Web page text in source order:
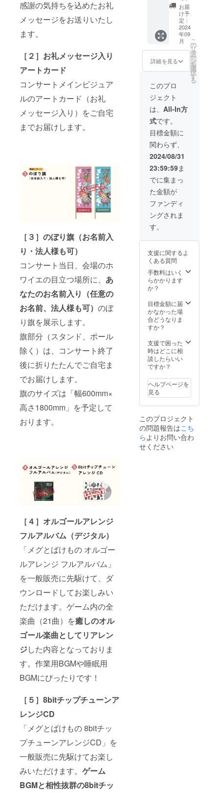
感謝の気持ちを込めたお礼
メッセージをお送りいたし
ます。
［２］ お礼メッセージ入り
アートカード
コンサートメインビジュア
ルのアートカード（お礼
メッセージ入り）をご自宅
までお届けします。
［３］ のぼり旗（お名前入
り・法人様も可）
コンサート当日、会場のホ
ワイエの目立つ場所に、 あ
なたのお名前入り （任意の
お名前、法人様も可） のぼ
り旗を展示します。
旗部分（スタンド、ポール
除く）は、コンサート終了
後に折りたたんでご自宅ま
でお届けします。
旗のサイズは「幅600mm×
高さ1800mm」を予定して
おります。
［４］ オルゴールアレンジ
フルアルバム（デジタル）
「メグとばけもの オルゴー
ルアレンジ フルアルバム」
を一般販売に先駆けて、ダ
ウンロードしてお楽しみい
ただけます。ゲーム内の全
楽曲（21曲）を癒しのオル
ゴール楽曲としてリアレン
ジした内容となっておりま
す。作業用BGMや睡眠用
BGMにぴったりです！
［５］ 8bitチップチューンア
レンジCD
「メグとばけもの 8bitチッ
プチューンアレンジCD」を
一般販売に先駆けてお楽し
みいただけます。 ゲーム
BGMと相性抜群の8bitチッ
告にて
事前に
ご連絡
します
が、何
卒ご容
さい。
◆ お届
法： ・
CAMPF
IREメッ
セージ
送付：
[４][８]
[９] ・
ご指定
のご住
所へ送
付：[２]
[５][６]
[７][10]
[12][14]
[15] ◆
備考欄
記載内
欄に
[11][13]
に記載
するお
名前を
【全角
でご記
入くだ
さい。
載しな
い場合
は「名
前を掲
い」と
くださ
い。 ・
漢字、
ひらが
な、カ
タカ
ナ、
年４
月：[８]
・2025
年５
月：[９]
・2025
年６
月：[３]
ト準備
め、リ
ターン
の送付
時期が
変動す
る可能
性があ
りま
の際は
活動報
告にて
事前に
ご連絡
します
が、何
さい。
◆ お届
け方
法： ・
CAMPF
IREメッ
送付：
[４][８]
[９] ・
所へ送
付：[２]
[３][５]
[６][７]
[14][15]
◆ 備考
欄記載
内容：
考欄に
[３][11]
[13]に
記載す
ブロッ
ク）※特
典付き
[19] 握
手会 参
加権 ※
番号は
本文の
紹介」
と共通
です。
◆ お届
け予
定： ・
2024年
９月：
[４] ・
2025年
１月～
２月初
旬：[２]
[５][６]
[７][12]
[14][15]
[17][19]
・2025
・2025
年５
月：[９]
・2025
年６
月：
ト準備
のた
め、リ
時期が
変動す
る可能
性があ
す。そ
の際は
活動報
告にて
ご連絡
します
が、何
卒ご容
赦くだ
ト [13]
クレ
ジット
掲載
（コン
サート
パンフ
レッ
ト）
[14] 光
るLED
リスト
バンド
[15] 記
念オル
ゴール
[18] チ
ケット
（最前
列）※特
典付き
[19] 握
手会 参
加権
[20] リ
ハーサ
ル 見学
権 [21]
加権 ※
本文の
「リ
ターン
紹介」
と共通
◆ お届
け予
定： ・
2024年
[４] ・
2025年
１月～
２月初
[５][６]
[７][12]
[14][15]
[18][19]
・2025
年４
月：[８]
・2025
年５
ンサー
ト映像
配信視
聴権
（デジ
タル）
[10] コ
ンサー
ト映像
DVD
[11] ク
レジッ
ト掲載
（コン
サート
映像）
[12] コ
ンサー
トパン
フレッ
ト [13]
クレ
ジット
掲載
（コン
サート
パンフ
レッ
るLED
バンド
[15] 記
念オル
ゴール
[18] チ
（最前
列）※特
典付き
[19] 握
加権
[20] リ
ハーサ
ル 見学
楽屋ツ
アー 参
加権
[22] 打
参加権
※番号は
本文の
「リ
ターン
ル・サ
ウンド
トラッ
ク DL
カード
（４
種）
[７] オ
リジナ
ル・サ
ウンド
トラッ
ク LPレ
コード
２枚組
[８] コ
ンサー
ト音源
ダウン
ロード
（デジ
タル）
[９] コ
ンサー
ト映像
配信視
聴権
（デジ
ンサー
DVD
[11] ク
レジッ
ト掲載
（コン
映像）
[12] コ
ンサー
トパン
ト [13]
クレ
ジット
掲載
サート
パンフ
レッ
ト）
るLED
リスト
バンド
[15] 記
念オル
記事を
お読み
いただ
き、同
意いた
だいた
上でリ
ターン
をご購
入くだ
さい。
https://
note.co
m/previ
ew/n53
128cc7
12d7?
prev_a
ccess_
key=f4f
a21d59
3a5aad
1c2228
048a12
1aabe
◆ 内容
物：
[26] プ
者向け
ンサル
※番号は
本文の
「リ
ターン
と共通
です。
◆ 開始
予定：
のスケ
ジュー
ルを相
談の上
ます。
◆ ご連
絡方
法： ご
にご入
力いた
だいた
メール
アドレ
お届
け予
定：
2024
年09
月
詳細を見る
こ
の
リ
タ
ー
ン
を
選
択
す
る
このプロ
ジェクト
は、 All-In方
式です。
目標金額に
関わらず、
2024/08/31
23:59:59ま
でに集まっ
た金額が
ファンディ
ングされま
す。
支援に関するよ
くある質問
手数料はいく
らかかります
か？
目標金額に届
かなかった場
合どうなりま
すか？
支援で困った
時はどこに相
談したらいい
ですか？
ヘルプページを
見る
このプロジェクト
の問題報告はこち
らよりお問い合わ
せください